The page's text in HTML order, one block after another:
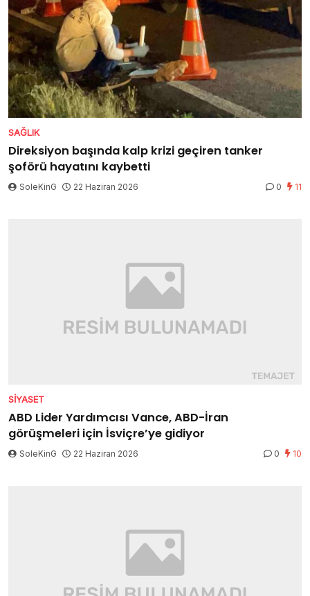
SAĞLIK
Direksiyon başında kalp krizi geçiren tanker
şoförü hayatını kaybetti
SoleKinG 22 Haziran 2026 0 11
SIYASET
ABD Lider Yardımcısı Vance, ABD-İran
görüşmeleri için İsviçre’ye gidiyor
SoleKinG 22 Haziran 2026 0 10